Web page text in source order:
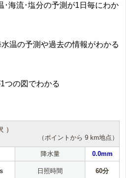
･海流･塩分の予測が1日毎にわか
温の予測や過去の情報がわかる
つの図でわかる
）
（ポイントから 9 km地点）
降水量 0.0mm
日照時間 60分